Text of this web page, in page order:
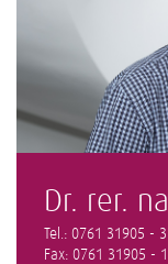
Dr. rer.
Tel.: 0761 31905 -
Fax: 0761 31905 -